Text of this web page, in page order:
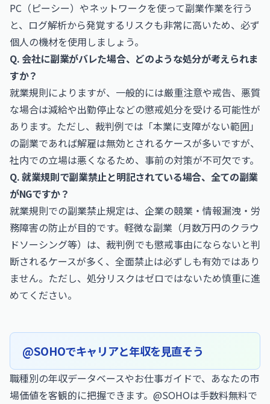
PC（ピーシー）やネットワークを使って副業作業を行う
と、ログ解析から発覚するリスクも非常に高いため、必ず
個人の機材を使用しましょう。
Q. 会社に副業がバレた場合、どのような処分が考えられま
すか？
就業規則によりますが、一般的には厳重注意や戒告、悪質
な場合は減給や出勤停止などの懲戒処分を受ける可能性が
あります。ただし、裁判例では「本業に支障がない範囲」
の副業であれば解雇は無効とされるケースが多いですが、
社内での立場は悪くなるため、事前の対策が不可欠です。
Q. 就業規則で副業禁止と明記されている場合、全ての副業
がNGですか？
就業規則での副業禁止規定は、企業の競業・情報漏洩・労
務障害の防止が目的です。軽微な副業（月数万円のクラウ
ドソーシング等）は、裁判例でも懲戒事由にならないと判
断されるケースが多く、全面禁止は必ずしも有効ではあり
ません。ただし、処分リスクはゼロではないため慎重に進
めてください。
@SOHOでキャリアと年収を見直そう
職種別の年収データベースやお仕事ガイドで、あなたの市
場価値を客観的に把握できます。@SOHOは手数料無料で